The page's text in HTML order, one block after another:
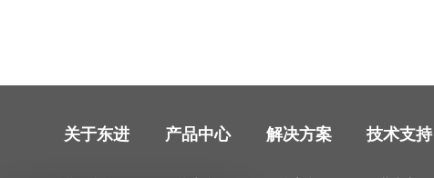
关于东进 产品中心 解决方案 技术支持